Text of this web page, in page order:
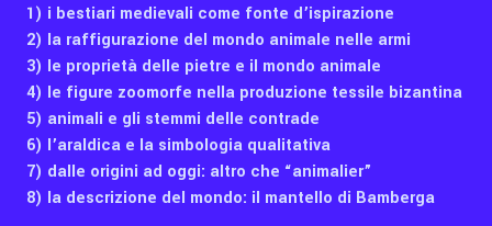
1) i bestiari medievali come fonte d’ispirazione
2) la raffigurazione del mondo animale nelle armi
3) le proprietà delle pietre e il mondo animale
4) le figure zoomorfe nella produzione tessile bizantina
5) animali e gli stemmi delle contrade
6) l’araldica e la simbologia qualitativa
7) dalle origini ad oggi: altro che “animalier”
8) la descrizione del mondo: il mantello di Bamberga